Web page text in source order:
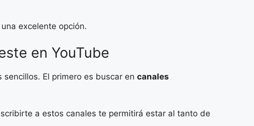
excelente opción.
en YouTube
El primero es buscar en canales
a estos canales te permitirá estar al tanto de